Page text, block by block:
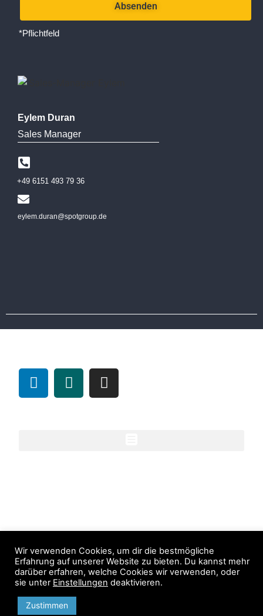
Absenden
*Pflichtfeld
Eylem Duran
Sales Manager
+49 6151 493 79 36
eylem.duran@spotgroup.de
Wir verwenden Cookies, um dir die bestmögliche
Erfahrung auf unserer Website zu bieten. Du kannst mehr
darüber erfahren, welche Cookies wir verwenden, oder
sie unter Einstellungen deaktivieren.
Zustimmen